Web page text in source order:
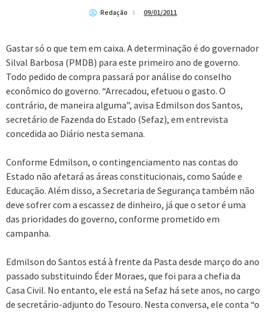
Redação 09/01/2011
Gastar só o que tem em caixa. A determinação é do governador
Silval Barbosa (PMDB) para este primeiro ano de governo.
Todo pedido de compra passará por análise do conselho
econômico do governo. “Arrecadou, efetuou o gasto. O
contrário, de maneira alguma”, avisa Edmilson dos Santos,
secretário de Fazenda do Estado (Sefaz), em entrevista
concedida ao Diário nesta semana.
Conforme Edmilson, o contingenciamento nas contas do
Estado não afetará as áreas constitucionais, como Saúde e
Educação. Além disso, a Secretaria de Segurança também não
deve sofrer com a escassez de dinheiro, já que o setor é uma
das prioridades do governo, conforme prometido em
campanha.
Edmilson do Santos está à frente da Pasta desde março do ano
passado substituindo Éder Moraes, que foi para a chefia da
Casa Civil. No entanto, ele está na Sefaz há sete anos, no cargo
de secretário-adjunto do Tesouro. Nesta conversa, ele conta “o